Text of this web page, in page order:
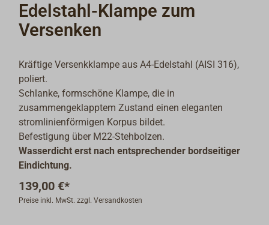
Edelstahl-Klampe zum
Versenken
Kräftige Versenkklampe aus A4-Edelstahl (AISI 316),
poliert.
Schlanke, formschöne Klampe, die in
zusammengeklapptem Zustand einen eleganten
stromlinienförmigen Korpus bildet.
Befestigung über M22-Stehbolzen.
Wasserdicht erst nach entsprechender bordseitiger
Eindichtung.
139,00 €*
Preise inkl. MwSt. zzgl. Versandkosten